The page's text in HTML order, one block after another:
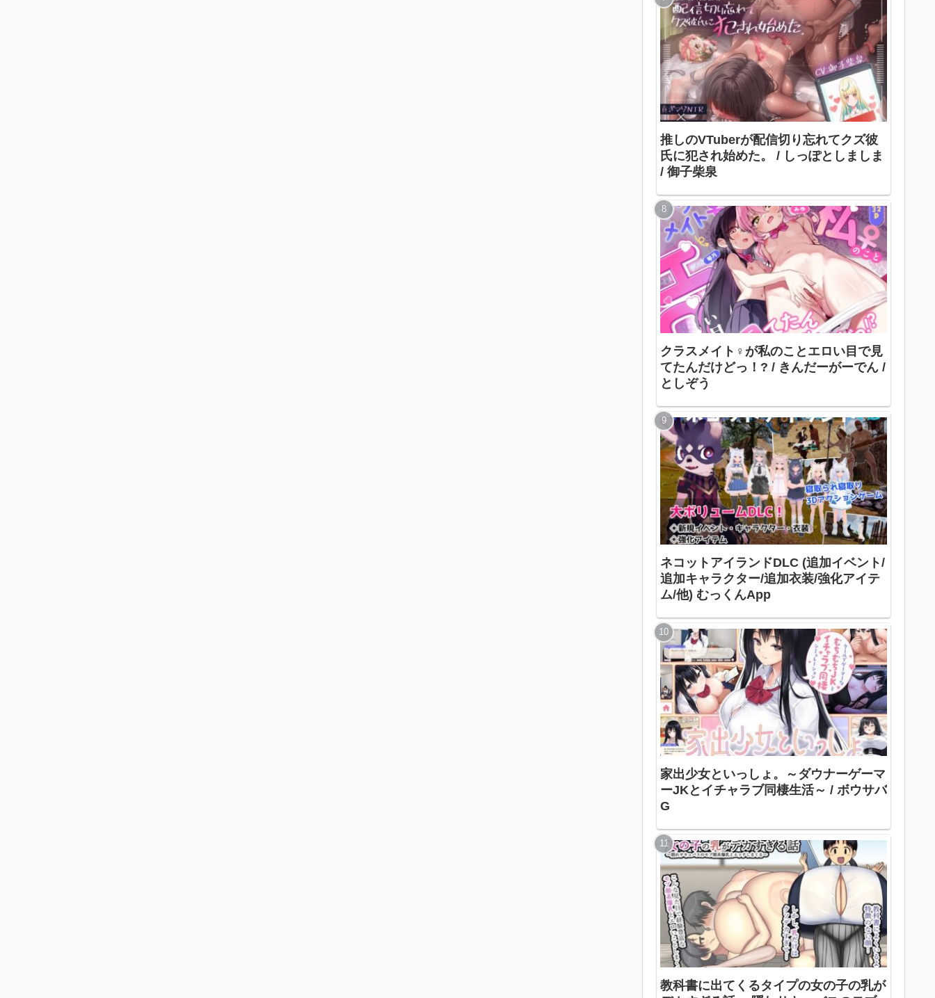
推しのVTuberが配信切り忘れてクズ彼
氏に犯され始めた。 / しっぽとしましま
/ 御子柴泉
クラスメイト♀が私のことエロい目で見
てたんだけどっ！? / きんだーがーでん /
としぞう
ネコットアイランドDLC (追加イベント/
追加キャラクター/追加衣装/強化アイテ
ム/他) むっくんApp
家出少女といっしょ。～ダウナーゲーマ
ーJKとイチャラブ同棲生活～ / ボウサバ
G
教科書に出てくるタイプの女の子の乳が